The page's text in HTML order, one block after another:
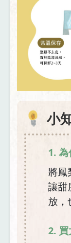
小
1.
將鳳
讓甜
放，
2. 買